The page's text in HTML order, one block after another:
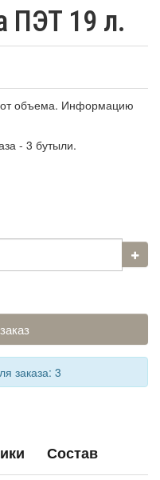
ПЭТ 19 л.
от объема. Информацию
- 3 бутыли.
заказа: 3
Состав